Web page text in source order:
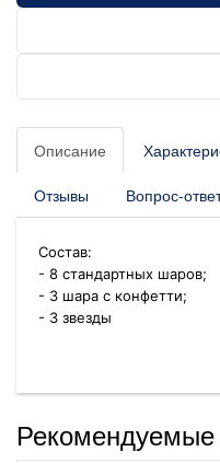
Описание
Отзывы Вопрос-
Состав:
- 8 стандартных шаров;
- 3 шара с конфетти;
- 3 звезды